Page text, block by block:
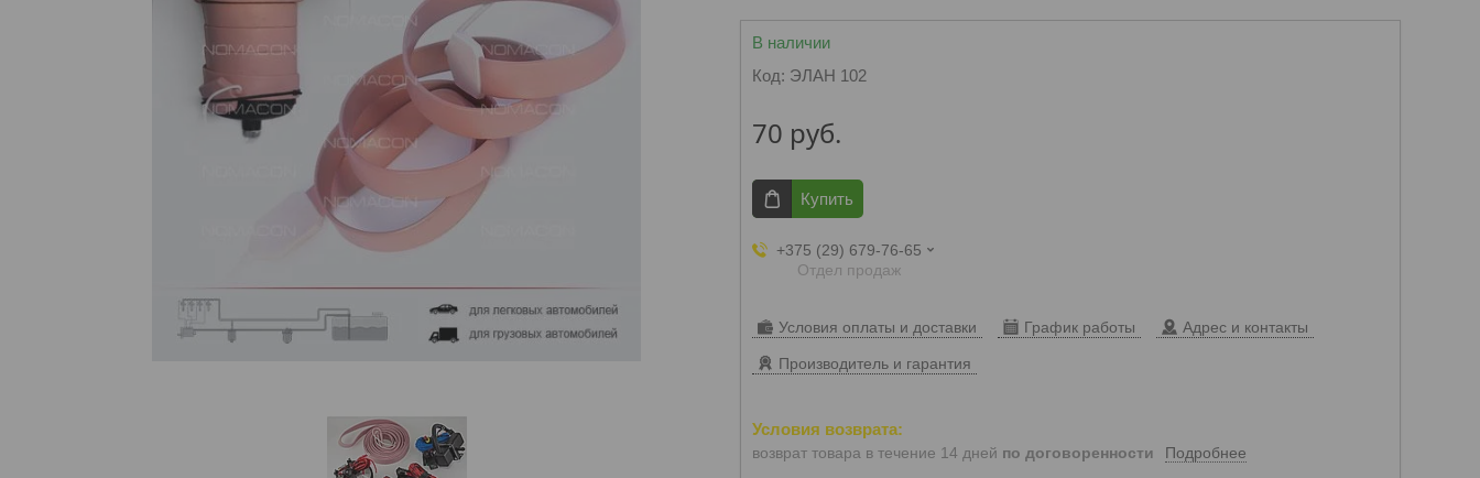
В наличии
Код: ЭЛАН 102
70 руб.
Купить
+375 (29) 679-76-65
Отдел продаж
Условия оплаты и доставки График работы Адрес и контакты
Производитель и гарантия
возврат товара в течение 14 дней по договоренности Подробнее